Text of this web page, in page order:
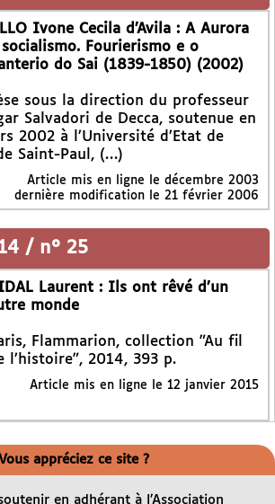
Ivone Cecila d’Avila : A Aurora
Fourierismo e o
do Sai (1839-1850) (2002)
sous la direction du professeur
Salvadori de Decca, soutenue en
2002 à l’Université d’Etat de
Saint-Paul, (…)
Article mis en ligne le décembre 2003
dernière modification le 21 février 2006
/ n° 25
Laurent : Ils ont rêvé d’un
monde
Flammarion, collection "Au fil
l’histoire", 2014, 393 p.
Article mis en ligne le 12 janvier 2015
appréciez ce site ?
en adhérant à l’Association